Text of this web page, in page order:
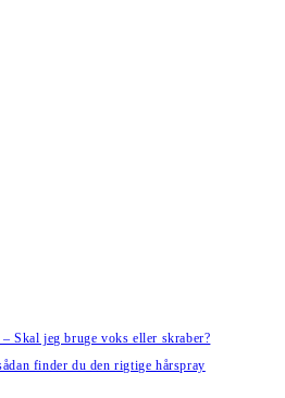
Skal jeg bruge voks eller skraber?
finder du den rigtige hårspray